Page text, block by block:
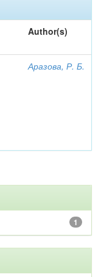
Author(s)
Аразова, Р. Б.
1